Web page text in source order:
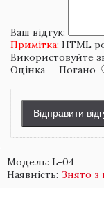
Ваш відгук:
Примітка: HTML
Використовуйте
Оцінка Погано
Відправити
Модель: L-04
Наявність: Знято з